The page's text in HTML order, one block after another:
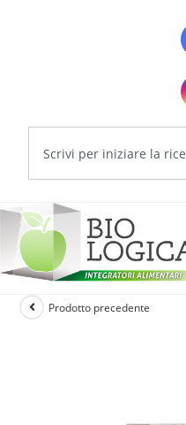
Prodotto precedente